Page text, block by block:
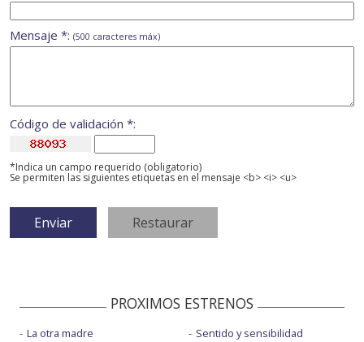
Mensaje *: (500 caracteres máx)
Código de validación *:
*Indica un campo requerido (obligatorio)
Se permiten las siguientes etiquetas en el mensaje <b> <i> <u>
PROXIMOS ESTRENOS
La otra madre
Sentido y sensibilidad